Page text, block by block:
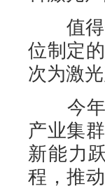
值得一
位制定
次为激
今年3
产业集
新能力
程，推